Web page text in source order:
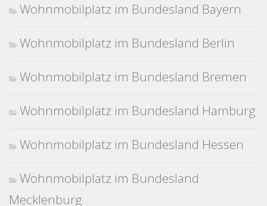
Wohnmobilplatz im Bundesland Bayern
Wohnmobilplatz im Bundesland Berlin
Wohnmobilplatz im Bundesland Bremen
Wohnmobilplatz im Bundesland Hamburg
Wohnmobilplatz im Bundesland Hessen
Wohnmobilplatz im Bundesland
Mecklenburg